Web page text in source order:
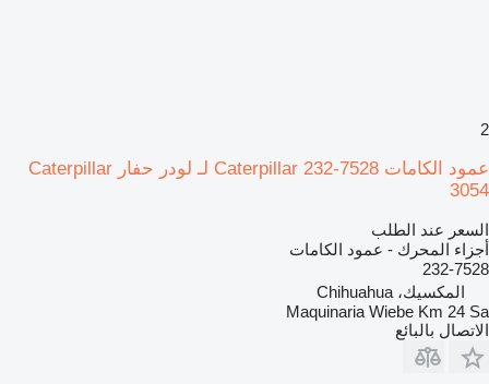
2
عمود الكامات Caterpillar 232-7528 لـ لودر حفار Caterpillar
3054
السعر عند الطلب
أجزاء المحرك - عمود الكامات
232-7528
المكسيك، Chihuahua
Maquinaria Wiebe Km 24 Sa
الاتصال بالبائع